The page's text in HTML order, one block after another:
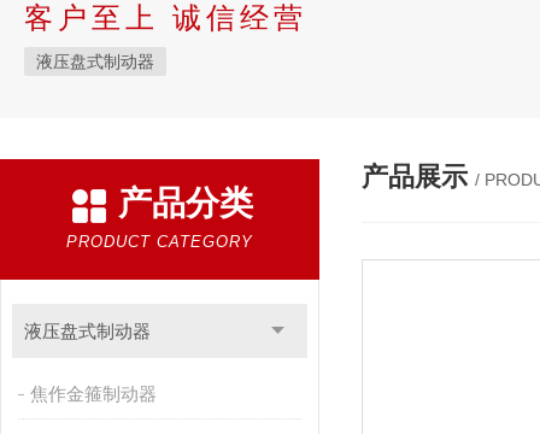
客户至上 诚信经营
液压盘式制动器
产品分类
PRODUCT CATEGORY
液压盘式制动器
焦作金箍制动器
产品展示 /